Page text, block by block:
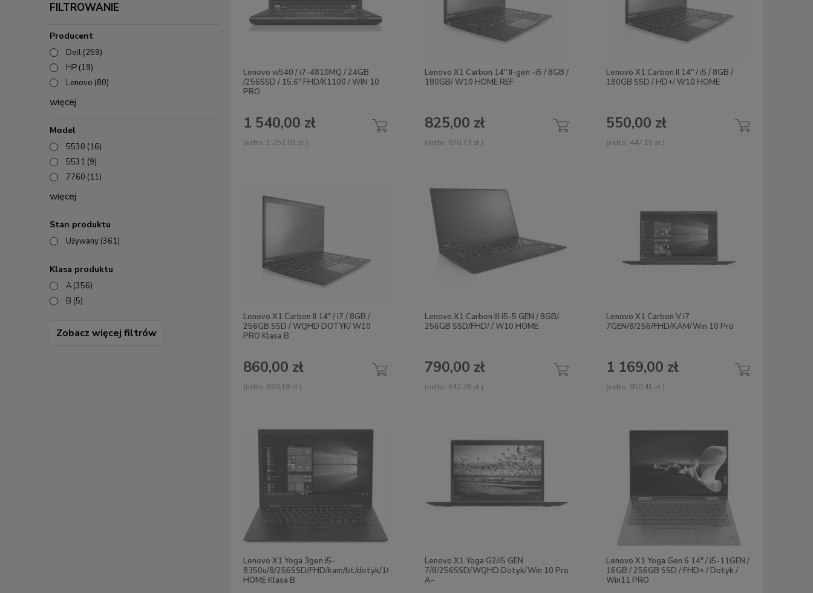
FILTROWANIE
Producent
Dell (259)
HP (19)
Lenovo (80)
więcej
Model
5530 (16)
5531 (9)
7760 (11)
więcej
Stan produktu
Używany (361)
Klasa produktu
A (356)
B (5)
Zobacz więcej filtrów
Lenovo w540 / i7-4810MQ / 24GB
/256SSD / 15.6" FHD/K1100 / WIN 10
PRO
1 540,00 zł
(netto: 1 252,03 zł )
Lenovo X1 Carbon 14" II-gen -i5 / 8GB /
180GB/ W10 HOME REF
825,00 zł
(netto: 670,73 zł )
Lenovo X1 Carbon II 14" / i5 / 8GB /
180GB SSD / HD+/ W10 HOME
550,00 zł
(netto: 447,15 zł )
Lenovo X1 Carbon II 14" / i7 / 8GB /
256GB SSD / WQHD DOTYK/ W10
PRO Klasa B
860,00 zł
(netto: 699,19 zł )
Lenovo X1 Carbon III i5-5 GEN / 8GB/
256GB SSD/FHD/ / W10 HOME
790,00 zł
(netto: 642,28 zł )
Lenovo X1 Carbon V i7
7GEN/8/256/FHD/KAM/Win 10 Pro
1 169,00 zł
(netto: 950,41 zł )
Lenovo X1 Yoga 3gen i5-
8350u/8/256SSD/FHD/kam/bt/dotyk/10
HOME Klasa B
Lenovo X1 Yoga G2/i5 GEN
7/8/256SSD/WQHD Dotyk/Win 10 Pro
A-
Lenovo X1 Yoga Gen 6 14" / i5-11GEN /
16GB / 256GB SSD / FHD+ / Dotyk /
Win11 PRO